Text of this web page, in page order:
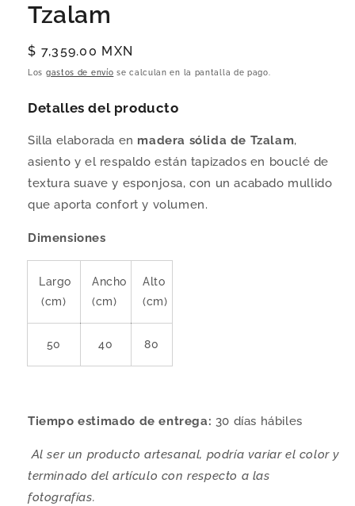
Tzalam
Precio
habitual
$ 7,359.00 MXN
Los gastos de envío se calculan en la pantalla de pago.
Detalles del producto
Silla elaborada en madera sólida de Tzalam,
asiento y el respaldo están tapizados en bouclé de
textura suave y esponjosa, con un acabado mullido
que aporta confort y volumen.
Dimensiones
Largo
(cm)
Ancho
(cm)
Alto
(cm)
50 40 80
Tiempo estimado de entrega: 30 días hábiles
Al ser un producto artesanal, podría variar el color y
terminado del artículo con respecto a las
fotografías.